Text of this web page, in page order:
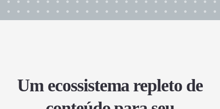
Um ecossistema repleto de